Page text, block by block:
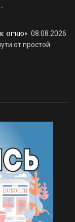
огню» 08.08.2026
от простой